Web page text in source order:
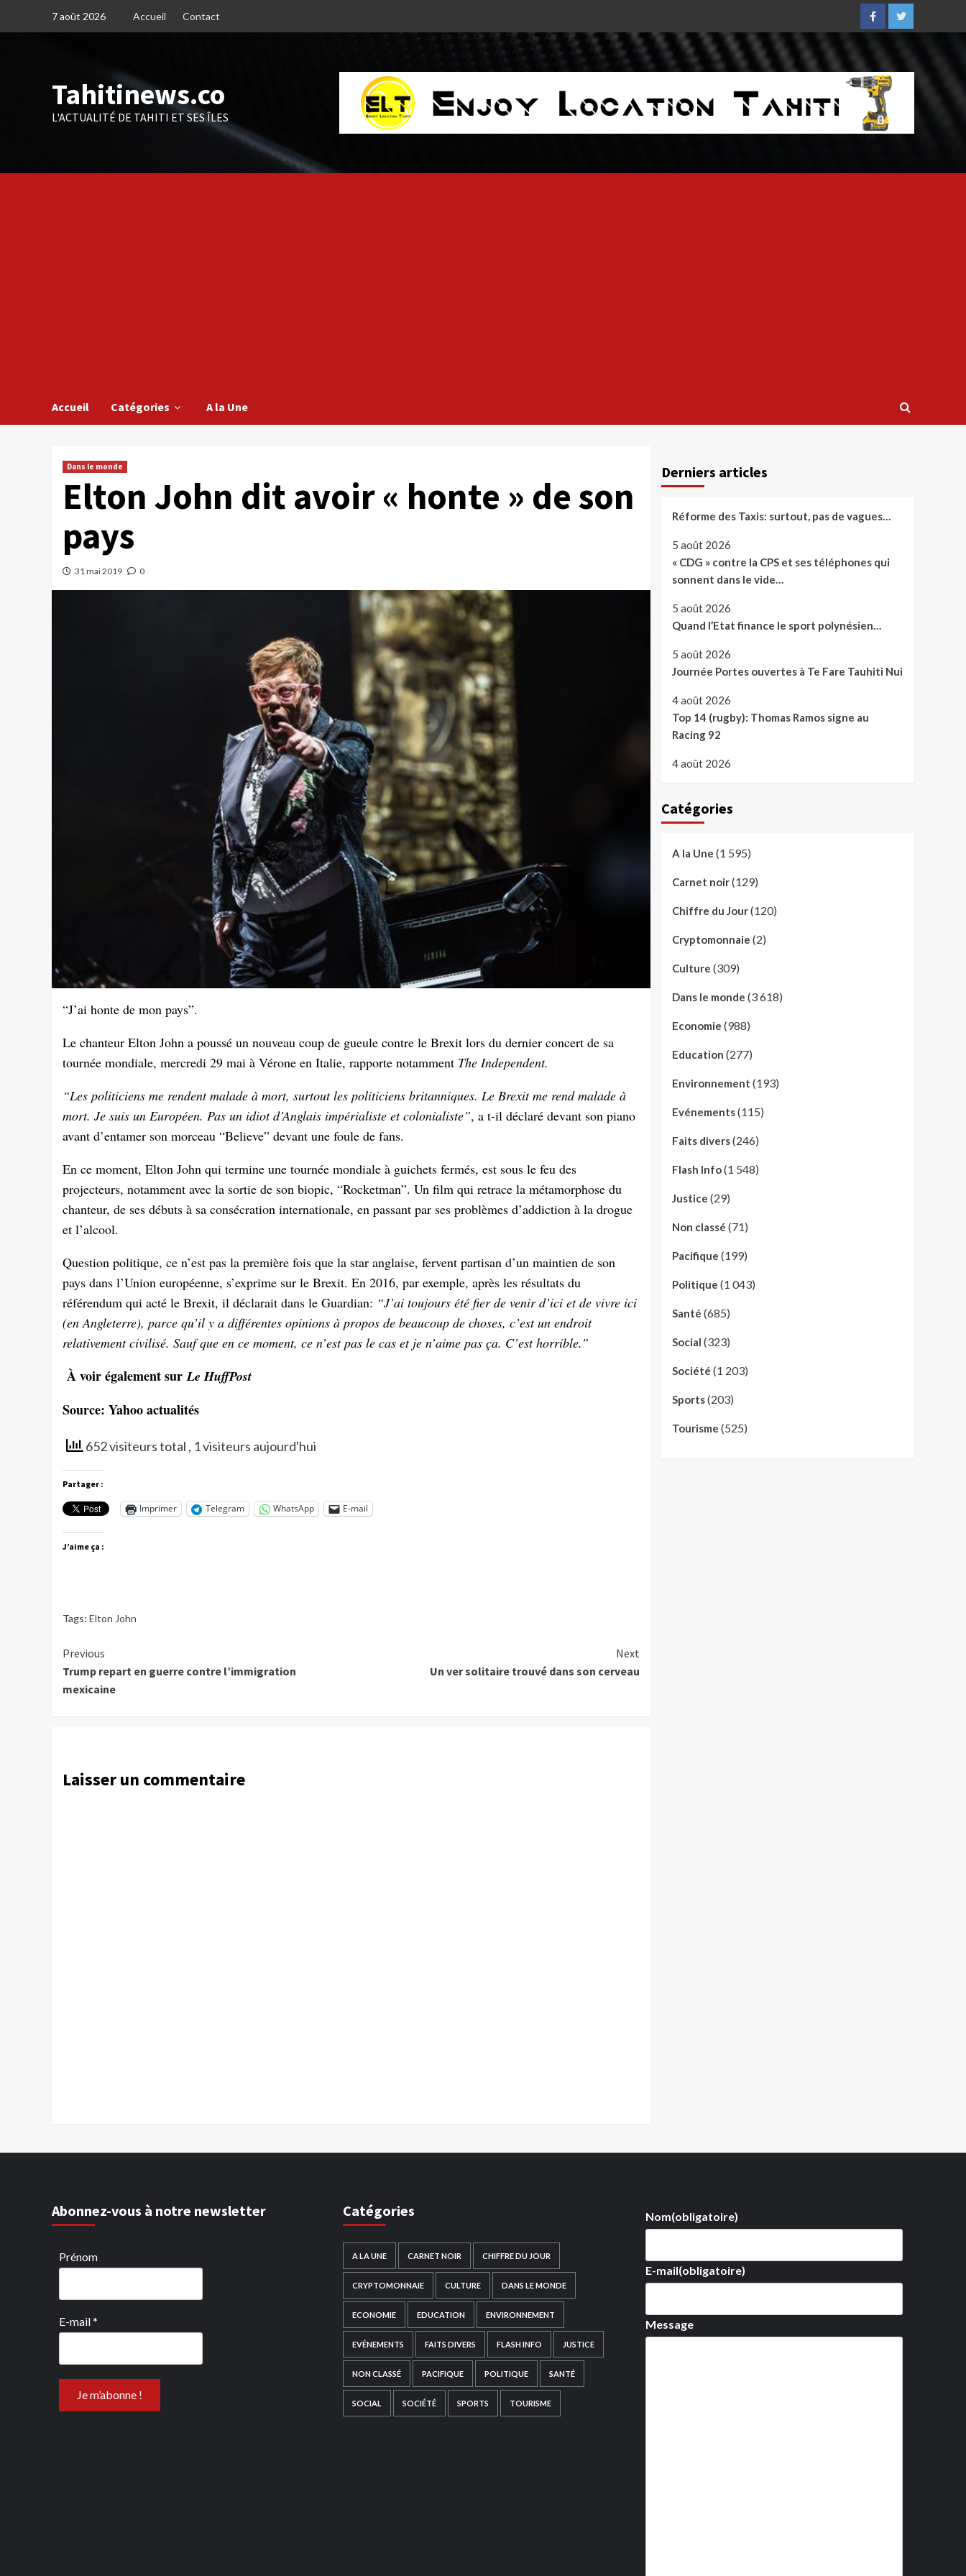
7 août 2026 Accueil Contact
FacebookTwitter
Tahitinews.co
L'ACTUALITÉ DE TAHITI ET SES ÎLES
Accueil Catégories A la Une
Dans le monde
Elton John dit avoir « honte » de son
pays
31 mai 2019 0
“J’ai honte de mon pays”.
Le chanteur Elton John a poussé un nouveau coup de gueule contre le Brexit lors du dernier concert de sa
tournée mondiale, mercredi 29 mai à Vérone en Italie, rapporte notamment The Independent.
“Les politiciens me rendent malade à mort, surtout les politiciens britanniques. Le Brexit me rend malade à
mort. Je suis un Européen. Pas un idiot d’Anglais impérialiste et colonialiste”, a t-il déclaré devant son piano
avant d’entamer son morceau “Believe” devant une foule de fans.
En ce moment, Elton John qui termine une tournée mondiale à guichets fermés, est sous le feu des
projecteurs, notamment avec la sortie de son biopic, “Rocketman”. Un film qui retrace la métamorphose du
chanteur, de ses débuts à sa consécration internationale, en passant par ses problèmes d’addiction à la drogue
et l’alcool.
Question politique, ce n’est pas la première fois que la star anglaise, fervent partisan d’un maintien de son
pays dans l’Union européenne, s’exprime sur le Brexit. En 2016, par exemple, après les résultats du
référendum qui acté le Brexit, il déclarait dans le Guardian: “J’ai toujours été fier de venir d’ici et de vivre ici
(en Angleterre), parce qu’il y a différentes opinions à propos de beaucoup de choses, c’est un endroit
relativement civilisé. Sauf que en ce moment, ce n’est pas le cas et je n’aime pas ça. C’est horrible.”
À voir également surLe HuffPost
Source: Yahoo actualités
652 visiteurs total , 1 visiteurs aujourd'hui
Partager :
Imprimer Telegram WhatsApp E-mail
J’aime ça :
Tags: Elton John
Continue
Reading
Previous
Trump repart en guerre contre l’immigration
mexicaine
Next
Un ver solitaire trouvé dans son cerveau
Laisser un commentaire
Derniers articles
Réforme des Taxis: surtout, pas de vagues…
5 août 2026
« CDG » contre la CPS et ses téléphones qui
sonnent dans le vide…
5 août 2026
Quand l’Etat finance le sport polynésien…
5 août 2026
Journée Portes ouvertes à Te Fare Tauhiti Nui
4 août 2026
Top 14 (rugby): Thomas Ramos signe au
Racing 92
4 août 2026
Catégories
A la Une (1 595)
Carnet noir(129)
Chiffre du Jour(120)
Cryptomonnaie (2)
Culture (309)
Dans le monde (3 618)
Economie (988)
Education (277)
Environnement (193)
Evénements(115)
Faits divers(246)
Flash Info(1 548)
Justice (29)
Non classé (71)
Pacifique (199)
Politique (1 043)
Santé (685)
Social (323)
Société (1 203)
Sports(203)
Tourisme (525)
Abonnez-vous à notre newsletter
Prénom
E-mail*
Catégories
A LA UNE CARNET NOIR CHIFFRE DU JOUR
CRYPTOMONNAIE CULTURE DANS LE MONDE
ECONOMIE EDUCATION ENVIRONNEMENT
EVÉNEMENTS FAITS DIVERS FLASH INFO JUSTICE
NON CLASSÉ PACIFIQUE POLITIQUE SANTÉ
SOCIAL SOCIÉTÉ SPORTS TOURISME
Nom(obligatoire)
E-mail(obligatoire)
Message